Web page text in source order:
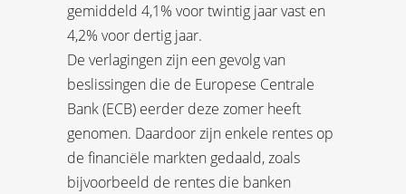
gemiddeld 4,1% voor twintig jaar vast en
4,2% voor dertig jaar.
De verlagingen zijn een gevolg van
beslissingen die de Europese Centrale
Bank (ECB) eerder deze zomer heeft
genomen. Daardoor zijn enkele rentes op
de financiële markten gedaald, zoals
bijvoorbeeld de rentes die banken